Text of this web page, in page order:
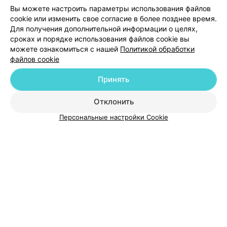
Добавить компанию
Вы можете настроить параметры использования файлов
cookie или изменить свое согласие в более позднее время.
Для получения дополнительной информации о целях,
сроках и порядке использования файлов cookie вы
можете ознакомиться с нашей Политикой обработки
файлов cookie
Отклонить
Принять
Персональные настройки Cookie